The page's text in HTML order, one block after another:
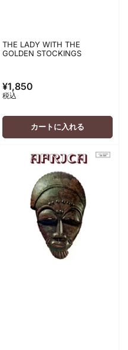
THE LADY WITH THE
GOLDEN STOCKINGS
通
常
価
¥1,850
税込
カートに入れる